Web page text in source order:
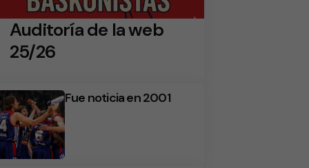
Auditoría de la web
25/26
Fue noticia en 2001